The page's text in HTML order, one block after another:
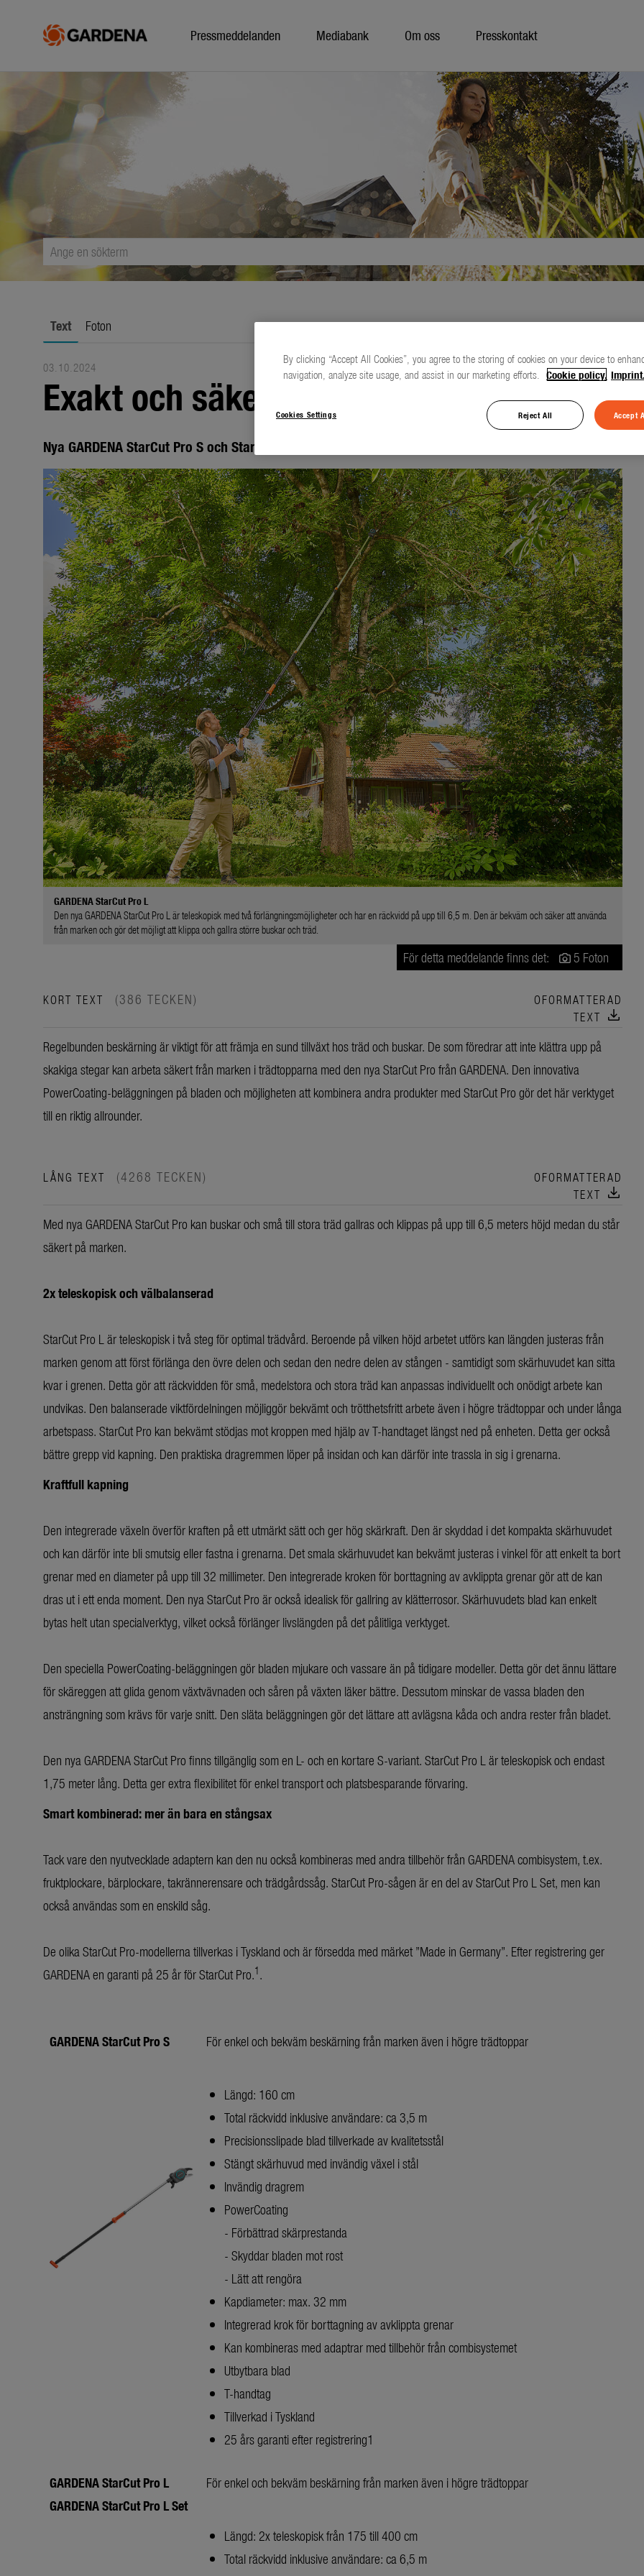
Pressmeddelanden Mediabank Om oss Presskontakt
Text Foton
03.10.2024
Exakt och säker kapning på hög höjd
Nya GARDENA StarCut Pro S och StarCut Pro L
GARDENA StarCut Pro L
Den nya GARDENA StarCut Pro L är teleskopisk med två förlängningsmöjligheter och har en räckvidd på upp till 6,5 m. Den är bekväm och säker att använda
från marken och gör det möjligt att klippa och gallra större buskar och träd.
För detta meddelande finns det: 5 Foton
KORT TEXT (386 TECKEN)
OFORMATTERAD
TEXT download
Regelbunden beskärning är viktigt för att främja en sund tillväxt hos träd och buskar. De som föredrar att inte klättra upp på
skakiga stegar kan arbeta säkert från marken i trädtopparna med den nya StarCut Pro från GARDENA. Den innovativa
PowerCoating-beläggningen på bladen och möjligheten att kombinera andra produkter med StarCut Pro gör det här verktyget
till en riktig allrounder.
LÅNG TEXT (4268 TECKEN)
OFORMATTERAD
TEXT download
Med nya GARDENA StarCut Pro kan buskar och små till stora träd gallras och klippas på upp till 6,5 meters höjd medan du står
säkert på marken.
2x teleskopisk och välbalanserad
StarCut Pro L är teleskopisk i två steg för optimal trädvård. Beroende på vilken höjd arbetet utförs kan längden justeras från
marken genom att först förlänga den övre delen och sedan den nedre delen av stången - samtidigt som skärhuvudet kan sitta
kvar i grenen. Detta gör att räckvidden för små, medelstora och stora träd kan anpassas individuellt och onödigt arbete kan
undvikas. Den balanserade viktfördelningen möjliggör bekvämt och trötthetsfritt arbete även i högre trädtoppar och under långa
arbetspass. StarCut Pro kan bekvämt stödjas mot kroppen med hjälp av T-handtaget längst ned på enheten. Detta ger också
bättre grepp vid kapning. Den praktiska dragremmen löper på insidan och kan därför inte trassla in sig i grenarna.
Kraftfull kapning
Den integrerade växeln överför kraften på ett utmärkt sätt och ger hög skärkraft. Den är skyddad i det kompakta skärhuvudet
och kan därför inte bli smutsig eller fastna i grenarna. Det smala skärhuvudet kan bekvämt justeras i vinkel för att enkelt ta bort
grenar med en diameter på upp till 32 millimeter. Den integrerade kroken för borttagning av avklippta grenar gör att de kan
dras ut i ett enda moment. Den nya StarCut Pro är också idealisk för gallring av klätterrosor. Skärhuvudets blad kan enkelt
bytas helt utan specialverktyg, vilket också förlänger livslängden på det pålitliga verktyget.
Den speciella PowerCoating-beläggningen gör bladen mjukare och vassare än på tidigare modeller. Detta gör det ännu lättare
för skäreggen att glida genom växtvävnaden och såren på växten läker bättre. Dessutom minskar de vassa bladen den
ansträngning som krävs för varje snitt. Den släta beläggningen gör det lättare att avlägsna kåda och andra rester från bladet.
Den nya GARDENA StarCut Pro finns tillgänglig som en L- och en kortare S-variant. StarCut Pro L är teleskopisk och endast
1,75 meter lång. Detta ger extra flexibilitet för enkel transport och platsbesparande förvaring.
Smart kombinerad: mer än bara en stångsax
Tack vare den nyutvecklade adaptern kan den nu också kombineras med andra tillbehör från GARDENA combisystem, t.ex.
fruktplockare, bärplockare, takrännerensare och trädgårdssåg. StarCut Pro-sågen är en del av StarCut Pro L Set, men kan
också användas som en enskild såg.
De olika StarCut Pro-modellerna tillverkas i Tyskland och är försedda med märket ”Made in Germany”. Efter registrering ger
GARDENA en garanti på 25 år för StarCut Pro.1.
GARDENA StarCut Pro S För enkel och bekväm beskärning från marken även i högre trädtoppar
Längd: 160 cm
Total räckvidd inklusive användare: ca 3,5 m
Precisionsslipade blad tillverkade av kvalitetsstål
Stängt skärhuvud med invändig växel i stål
Invändig dragrem
PowerCoating
- Förbättrad skärprestanda
- Skyddar bladen mot rost
- Lätt att rengöra
Kapdiameter: max. 32 mm
Integrerad krok för borttagning av avklippta grenar
Kan kombineras med adaptrar med tillbehör från combisystemet
Utbytbara blad
T-handtag
Tillverkad i Tyskland
25 års garanti efter registrering1
GARDENA StarCut Pro L
GARDENA StarCut Pro LSet
För enkel och bekväm beskärning från marken även i högre trädtoppar
Längd: 2x teleskopisk från 175 till 400 cm
Total räckvidd inklusive användare: ca 6,5 m
By clicking “Accept All Cookies”, you agree to the storing of cookies on your device to
navigation, analyze site usage, and assist in our marketing efforts. Cookie policy. Imprint.
Cookies Settings Reject All Accept